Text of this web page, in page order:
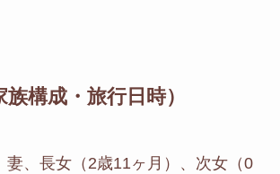
構成・旅行日時）
妻、長女（2歳11ヶ月）、次女（0